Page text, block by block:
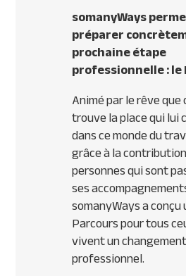
somanyWays
préparer
prochaine étape
professionnelle :
Animé par le rêve
trouve la place qui lui
dans ce monde du
grâce à la
personnes qui sont
ses
somanyWays a conçu
Parcours pour tous
vivent un changement
professionnel.